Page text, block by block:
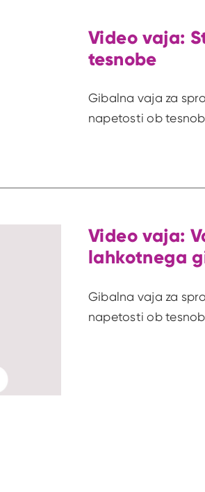
Video vaja:
tesnobe
Gibalna vaja za
napetosti ob
Video vaja:
lahkotnega
Gibalna vaja za
napetosti ob